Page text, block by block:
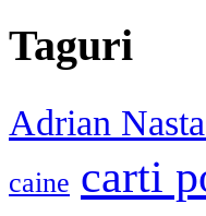
Taguri
Adrian
caine carti